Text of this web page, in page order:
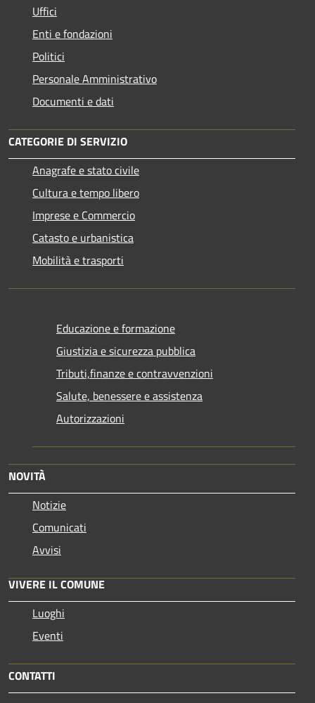
Uffici
Enti e fondazioni
Politici
Personale Amministrativo
Documenti e dati
CATEGORIE DI SERVIZIO
Anagrafe e stato civile
Cultura e tempo libero
Imprese e Commercio
Catasto e urbanistica
Mobilità e trasporti
Educazione e formazione
Giustizia e sicurezza pubblica
Tributi,finanze e contravvenzioni
Salute, benessere e assistenza
Autorizzazioni
NOVITÀ
Notizie
Comunicati
Avvisi
VIVERE IL COMUNE
Luoghi
Eventi
CONTATTI